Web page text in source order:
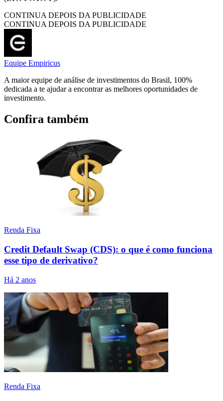
CONTINUA DEPOIS DA PUBLICIDADE
CONTINUA DEPOIS DA PUBLICIDADE
Equipe Empiricus
A maior equipe de análise de investimentos do Brasil, 100%
dedicada a te ajudar a encontrar as melhores oportunidades de
investimento.
Confira também
Renda Fixa
Credit Default Swap (CDS): o que é como funciona
esse tipo de derivativo?
Há 2 anos
Renda Fixa